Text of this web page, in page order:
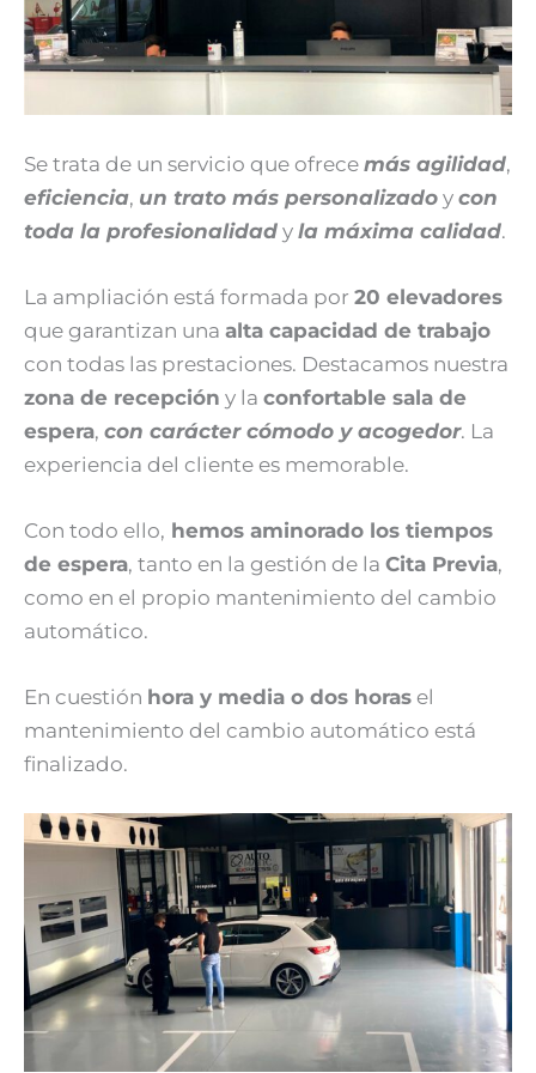
Se trata de un servicio que ofrece más agilidad,
eficiencia, un trato más personalizado y con
toda la profesionalidad y la máxima calidad.
La ampliación está formada por 20 elevadores
que garantizan una alta capacidad de trabajo
con todas las prestaciones. Destacamos nuestra
zona de recepción y la confortable sala de
espera, con carácter cómodo y acogedor. La
experiencia del cliente es memorable.
Con todo ello, hemos aminorado los tiempos
de espera, tanto en la gestión de la Cita Previa,
como en el propio mantenimiento del cambio
automático.
En cuestión hora y media o dos horas el
mantenimiento del cambio automático está
finalizado.